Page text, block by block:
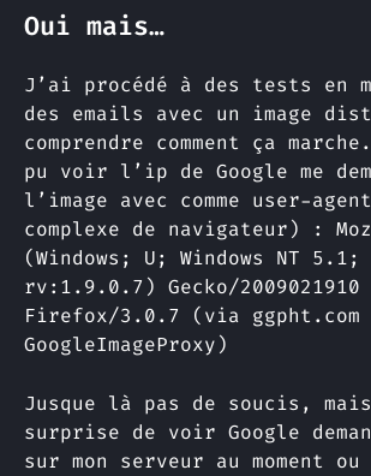
Oui mais…
J’ai procédé à des tests en
des emails avec un image
comprendre comment ça
pu voir l’ip de Google me
l’image avec comme user-
complexe de navigateur) :
(Windows; U; Windows NT 5.1;
rv:1.9.0.7) Gecko/2009021910
Firefox/3.0.7 (via ggpht.com
GoogleImageProxy)
Jusque là pas de soucis,
surprise de voir Google
sur mon serveur au moment